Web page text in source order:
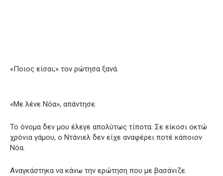
«Ποιος είσαι;» τον ρώτησα ξανά.
«Με λένε Νόα», απάντησε.
Το όνομα δεν μου έλεγε απολύτως τίποτα. Σε είκοσι οκτώ
χρόνια γάμου, ο Ντάνιελ δεν είχε αναφέρει ποτέ κάποιον
Νόα.
Αναγκάστηκα να κάνω την ερώτηση που με βασάνιζε.